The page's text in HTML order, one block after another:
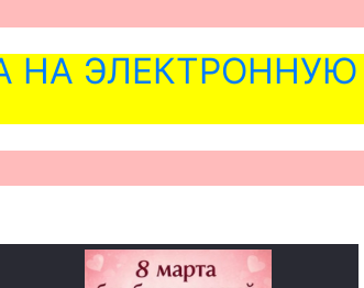
НА ЭЛЕКТРОННУЮ